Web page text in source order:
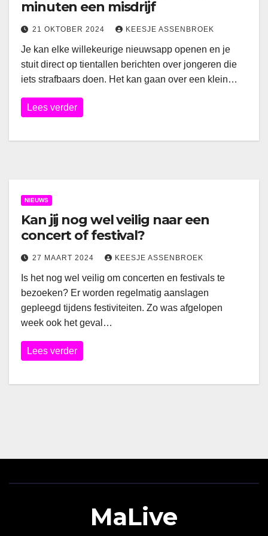
minuten een misdrijf
21 OKTOBER 2024 KEESJE ASSENBROEK
Je kan elke willekeurige nieuwsapp openen en je
stuit direct op tientallen berichten over jongeren die
iets strafbaars doen. Het kan gaan over een klein…
Lees verder
NIEUWS
Kan jij nog wel veilig naar een
concert of festival?
27 MAART 2024 KEESJE ASSENBROEK
Is het nog wel veilig om concerten en festivals te
bezoeken? Er worden regelmatig aanslagen
gepleegd tijdens festiviteiten. Zo was afgelopen
week ook het geval…
Lees verder
MaLive